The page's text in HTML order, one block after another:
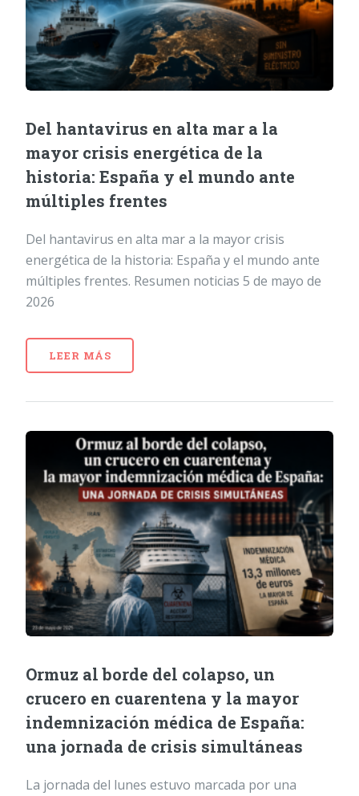
Del hantavirus en alta mar a la
mayor crisis energética de la
historia: España y el mundo ante
múltiples frentes
Del hantavirus en alta mar a la mayor crisis
energética de la historia: España y el mundo ante
múltiples frentes. Resumen noticias 5 de mayo de
2026
LEER MÁS
Ormuz al borde del colapso, un
crucero en cuarentena y la mayor
indemnización médica de España:
una jornada de crisis simultáneas
La jornada del lunes estuvo marcada por una